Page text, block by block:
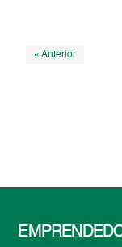
« Anterior